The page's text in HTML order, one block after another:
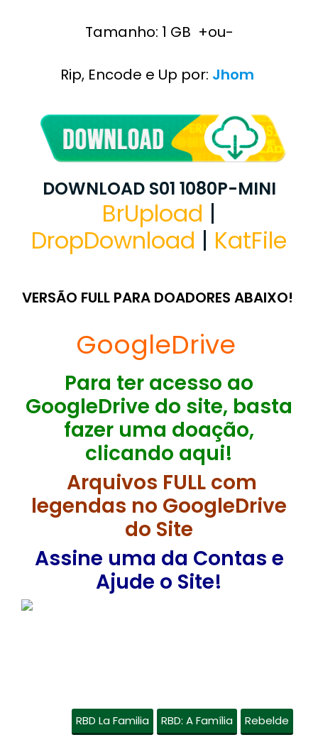
Tamanho: 1 GB +ou-
Rip, Encode e Up por: Jhom
DOWNLOAD S01 1080P-MINI
BrUpload |
DropDownload | KatFile
VERSÃO FULL PARA DOADORES ABAIXO!
GoogleDrive
Para ter acesso ao
GoogleDrive do site, basta
fazer uma doação,
clicando aqui!
Arquivos FULL com
legendas no GoogleDrive
do Site
Assine uma da Contas e
Ajude o Site!
RBD La Familia RBD: A Família Rebelde